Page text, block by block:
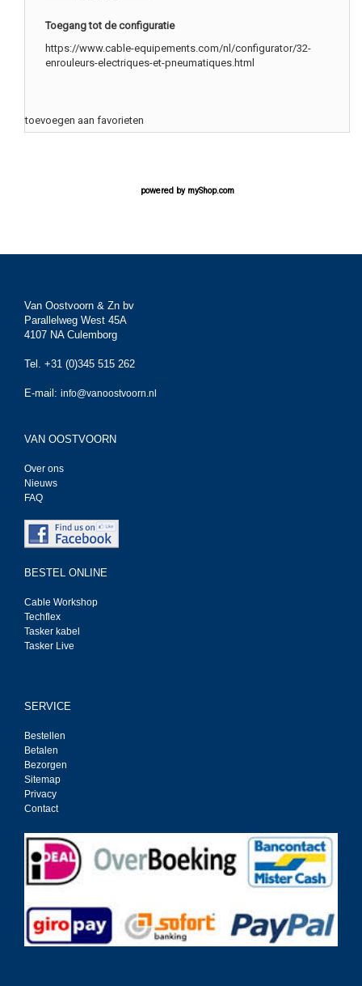
Toegang tot de configuratie
https://www.cable-equipements.com/nl/configurator/32-
enrouleurs-electriques-et-pneumatiques.html
toevoegen aan favorieten
powered by myShop.com
Van Oostvoorn & Zn bv
Parallelweg West 45A
4107 NA Culemborg
Tel. +31 (0)345 515 262
E-mail: info@vanoostvoorn.nl
VAN OOSTVOORN
Over ons
Nieuws
FAQ
BESTEL ONLINE
Cable Workshop
Techflex
Tasker kabel
Tasker Live
SERVICE
Bestellen
Betalen
Bezorgen
Sitemap
Privacy
Contact